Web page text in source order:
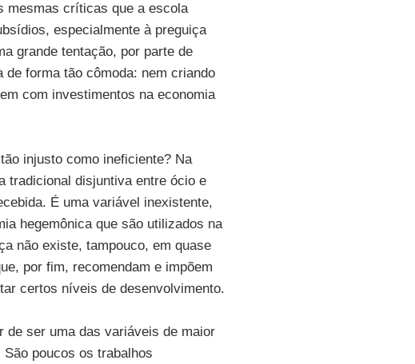
mesmas críticas que a escola
especialmente à preguiça
grande tentação, por parte de
forma tão cômoda: nem criando
com investimentos na economia
injusto como ineficiente? Na
tradicional disjuntiva entre ócio e
É uma variável inexistente,
hegemônica que são utilizados na
não existe, tampouco, em quase
por fim, recomendam e impõem
certos níveis de desenvolvimento.
de ser uma das variáveis de maior
poucos os trabalhos